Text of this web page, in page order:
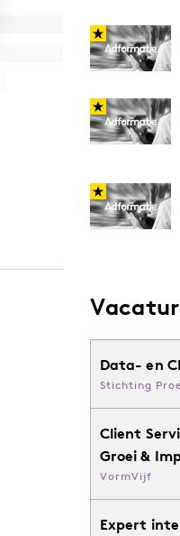
Data- en
Stichting
Client
Groei &
VormVijf
Expert